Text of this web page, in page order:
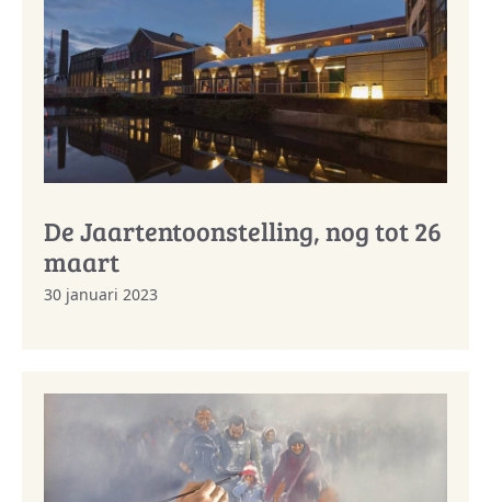
De Jaartentoonstelling, nog tot 26
maart
30 januari 2023